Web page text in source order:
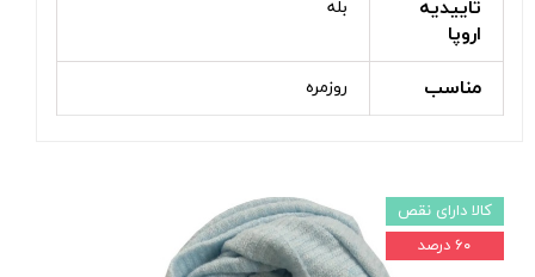
تاییدیه
اروپا
بله
مناسب روزمره
کالا دارای نقص
۶۰ درصد